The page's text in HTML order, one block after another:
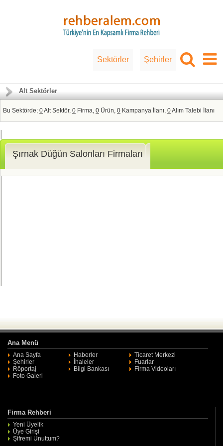
Sektörler Şehirler
Alt Sektörler
Bu Sektörde; 0Alt Sektör, 0 Firma, 0 Ürün, 0 Kampanya İlanı, 0Alım Talebi İlanı
Şırnak Düğün Salonları Firmaları
Ana Menü
Ana Sayfa Haberler
Ticaret Merkezi
Şehirler
İhaleler
Fuarlar
Röportaj
Bilgi Bankası
Firma Videoları
Foto Galeri
Firma Rehberi
Yeni Üyelik
Üye Girişi
Şifremi Unuttum?